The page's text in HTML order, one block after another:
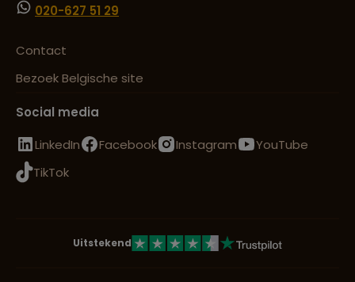
020-627 51 29
Contact
Bezoek Belgische site
Social media
LinkedIn
Facebook Instagram
YouTube
TikTok
Uitstekend